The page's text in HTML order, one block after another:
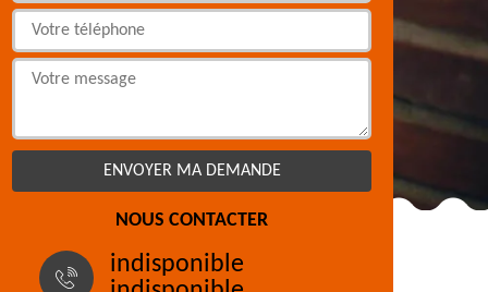
NOUS CONTACTER
indisponible